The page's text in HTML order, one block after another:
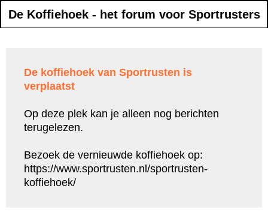
De Koffiehoek - het forum voor Sportrusters
De koffiehoek van Sportrusten is
verplaatst
Op deze plek kan je alleen nog berichten
terugelezen.
Bezoek de vernieuwde koffiehoek op:
https://www.sportrusten.nl/sportrusten-
koffiehoek/